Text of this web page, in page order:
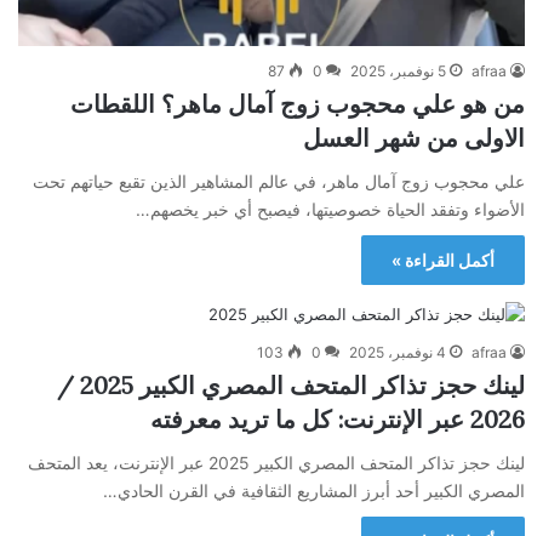
afraa 5 نوفمبر، 2025 0
87
من هو علي محجوب زوج آمال ماهر؟ اللقطات
الاولى من شهر العسل
علي محجوب زوج آمال ماهر، في عالم المشاهير الذين تقبع حياتهم تحت
الأضواء وتفقد الحياة خصوصيتها، فيصبح أي خبر يخصهم…
أكمل القراءة »
afraa 4 نوفمبر، 2025 0
103
لينك حجز تذاكر المتحف المصري الكبير 2025 /
2026 عبر الإنترنت: كل ما تريد معرفته
لينك حجز تذاكر المتحف المصري الكبير 2025 عبر الإنترنت، يعد المتحف
المصري الكبير أحد أبرز المشاريع الثقافية في القرن الحادي…